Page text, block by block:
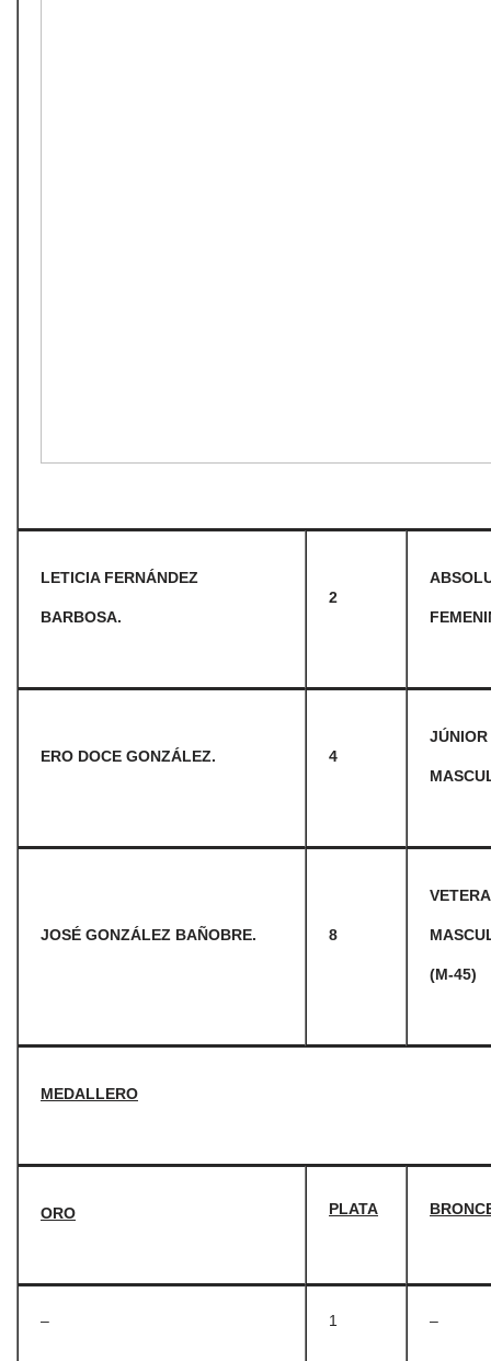
LETICIA FERNÁNDEZ
BARBOSA.
2
ERO DOCE GONZÁLEZ. 4
JÚNIOR
JOSÉ GONZÁLEZ BAÑOBRE. 8
(M-45)
MEDALLERO
ORO PLATA
– 1 –